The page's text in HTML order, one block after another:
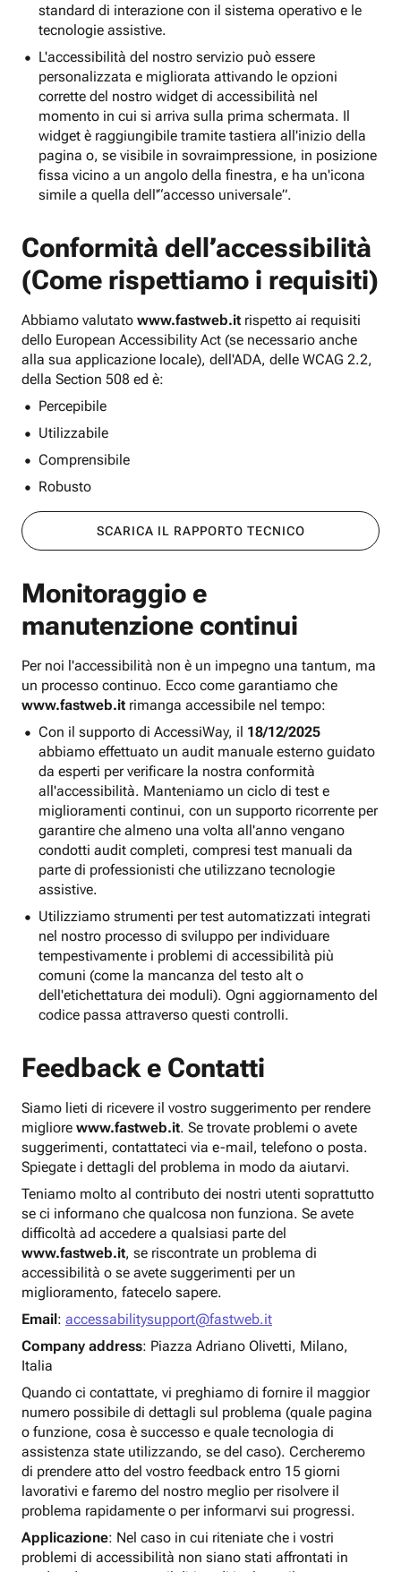
standard di interazione con il sistema operativo e le
tecnologie assistive.
L'accessibilità del nostro servizio può essere
personalizzata e migliorata attivando le opzioni
corrette del nostro widget di accessibilità nel
momento in cui si arriva sulla prima schermata. Il
widget è raggiungibile tramite tastiera all'inizio della
pagina o, se visibile in sovraimpressione, in posizione
fissa vicino a un angolo della finestra, e ha un'icona
simile a quella dell'“accesso universale”.
Conformità dell’accessibilità
(Come rispettiamo i requisiti)
Abbiamo valutato www.fastweb.it rispetto ai requisiti
dello European Accessibility Act (se necessario anche
alla sua applicazione locale), dell'ADA, delle WCAG 2.2,
della Section 508 ed è:
Percepibile
Utilizzabile
Comprensibile
Robusto
SCARICA IL RAPPORTO TECNICO
Monitoraggio e
manutenzione continui
Per noi l'accessibilità non è un impegno una tantum, ma
un processo continuo. Ecco come garantiamo che
www.fastweb.it rimanga accessibile nel tempo:
Con il supporto di AccessiWay, il 18/12/2025
abbiamo effettuato un audit manuale esterno guidato
da esperti per verificare la nostra conformità
all'accessibilità. Manteniamo un ciclo di test e
miglioramenti continui, con un supporto ricorrente per
garantire che almeno una volta all'anno vengano
condotti audit completi, compresi test manuali da
parte di professionisti che utilizzano tecnologie
assistive.
Utilizziamo strumenti per test automatizzati integrati
nel nostro processo di sviluppo per individuare
tempestivamente i problemi di accessibilità più
comuni (come la mancanza del testo alt o
dell'etichettatura dei moduli). Ogni aggiornamento del
codice passa attraverso questi controlli.
Feedback e Contatti
Siamo lieti di ricevere il vostro suggerimento per rendere
migliore www.fastweb.it. Se trovate problemi o avete
suggerimenti, contattateci via e-mail, telefono o posta.
Spiegate i dettagli del problema in modo da aiutarvi.
Teniamo molto al contributo dei nostri utenti soprattutto
se ci informano che qualcosa non funziona. Se avete
difficoltà ad accedere a qualsiasi parte del
www.fastweb.it, se riscontrate un problema di
accessibilità o se avete suggerimenti per un
miglioramento, fatecelo sapere.
Email: accessabilitysupport@fastweb.it
Company address: Piazza Adriano Olivetti, Milano,
Italia
Quando ci contattate, vi preghiamo di fornire il maggior
numero possibile di dettagli sul problema (quale pagina
o funzione, cosa è successo e quale tecnologia di
assistenza state utilizzando, se del caso). Cercheremo
di prendere atto del vostro feedback entro 15 giorni
lavorativi e faremo del nostro meglio per risolvere il
problema rapidamente o per informarvi sui progressi.
Applicazione: Nel caso in cui riteniate che i vostri
problemi di accessibilità non siano stati affrontati in